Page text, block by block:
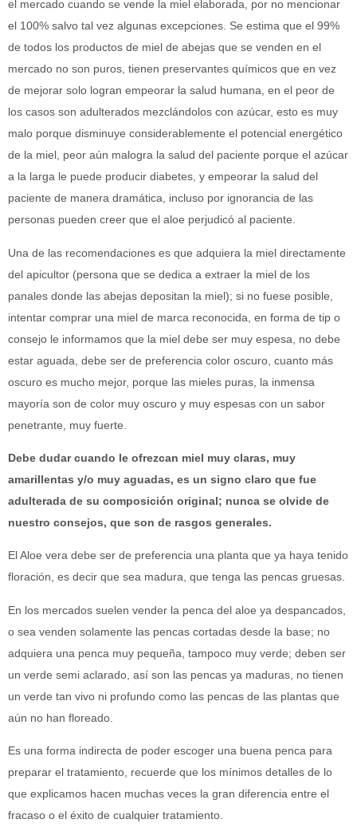
el mercado cuando se vende la miel elaborada, por no mencionar
el 100% salvo tal vez algunas excepciones. Se estima que el 99%
de todos los productos de miel de abejas que se venden en el
mercado no son puros, tienen preservantes químicos que en vez
de mejorar solo logran empeorar la salud humana, en el peor de
los casos son adulterados mezclándolos con azúcar, esto es muy
malo porque disminuye considerablemente el potencial energético
de la miel, peor aún malogra la salud del paciente porque el azúcar
a la larga le puede producir diabetes, y empeorar la salud del
paciente de manera dramática, incluso por ignorancia de las
personas pueden creer que el aloe perjudicó al paciente.
Una de las recomendaciones es que adquiera la miel directamente
del apicultor (persona que se dedica a extraer la miel de los
panales donde las abejas depositan la miel); si no fuese posible,
intentar comprar una miel de marca reconocida, en forma de tip o
consejo le informamos que la miel debe ser muy espesa, no debe
estar aguada, debe ser de preferencia color oscuro, cuanto más
oscuro es mucho mejor, porque las mieles puras, la inmensa
mayoría son de color muy oscuro y muy espesas con un sabor
penetrante, muy fuerte.
Debe dudar cuando le ofrezcan miel muy claras, muy
amarillentas y/o muy aguadas, es un signo claro que fue
adulterada de su composición original; nunca se olvide de
nuestro consejos, que son de rasgos generales.
El Aloe vera debe ser de preferencia una planta que ya haya tenido
floración, es decir que sea madura, que tenga las pencas gruesas.
En los mercados suelen vender la penca del aloe ya despancados,
o sea venden solamente las pencas cortadas desde la base; no
adquiera una penca muy pequeña, tampoco muy verde; deben ser
un verde semi aclarado, así son las pencas ya maduras, no tienen
un verde tan vivo ni profundo como las pencas de las plantas que
aún no han floreado.
Es una forma indirecta de poder escoger una buena penca para
preparar el tratamiento, recuerde que los mínimos detalles de lo
que explicamos hacen muchas veces la gran diferencia entre el
fracaso o el éxito de cualquier tratamiento.